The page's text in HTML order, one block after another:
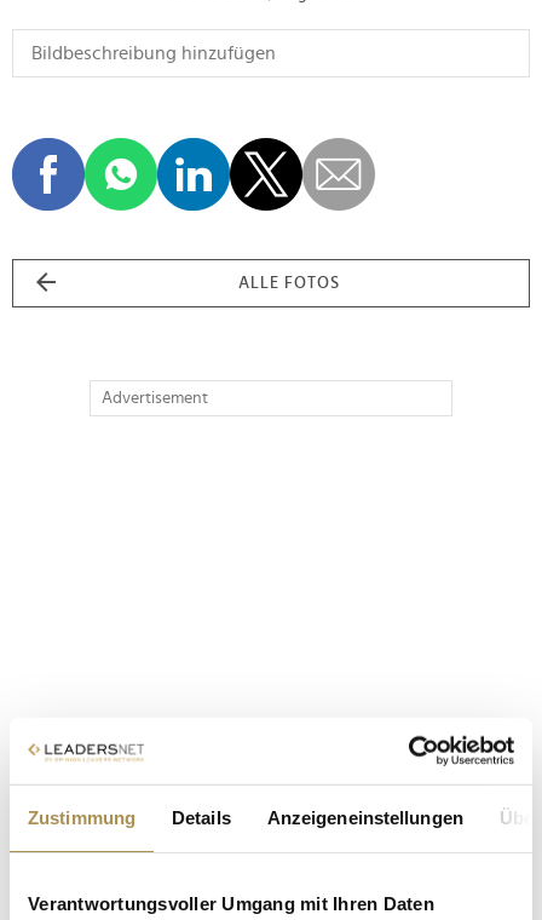
Zustimmung Details Anzeigeneinstellungen
Verantwortungsvoller Umgang mit Ihren Daten
ALLE FOTOS
Advertisement